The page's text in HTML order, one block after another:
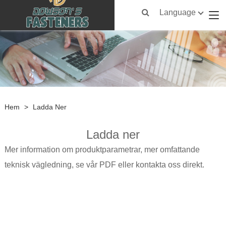
Language
Hem > Ladda Ner
Ladda ner
Mer information om produktparametrar, mer omfattande
teknisk vägledning, se vår PDF eller kontakta oss direkt.